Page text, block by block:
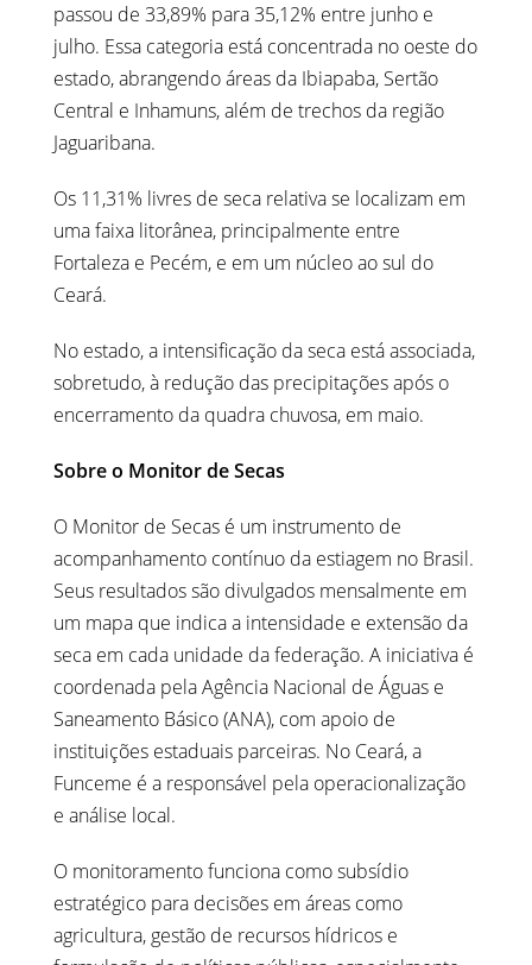
passou de 33,89% para 35,12% entre junho e
julho. Essa categoria está concentrada no oeste do
estado, abrangendo áreas da Ibiapaba, Sertão
Central e Inhamuns, além de trechos da região
Jaguaribana.
Os 11,31% livres de seca relativa se localizam em
uma faixa litorânea, principalmente entre
Fortaleza e Pecém, e em um núcleo ao sul do
Ceará.
No estado, a intensificação da seca está associada,
sobretudo, à redução das precipitações após o
encerramento da quadra chuvosa, em maio.
Sobre o Monitor de Secas
O Monitor de Secas é um instrumento de
acompanhamento contínuo da estiagem no Brasil.
Seus resultados são divulgados mensalmente em
um mapa que indica a intensidade e extensão da
seca em cada unidade da federação. A iniciativa é
coordenada pela Agência Nacional de Águas e
Saneamento Básico (ANA), com apoio de
instituições estaduais parceiras. No Ceará, a
Funceme é a responsável pela operacionalização
e análise local.
O monitoramento funciona como subsídio
estratégico para decisões em áreas como
agricultura, gestão de recursos hídricos e